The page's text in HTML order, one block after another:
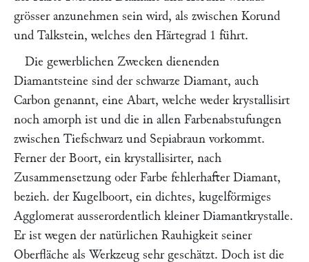
grösser anzunehmen sein wird, als zwischen Korund
und Talkstein, welches den Härtegrad 1 führt.
Die gewerblichen Zwecken dienenden
Diamantsteine sind der schwarze Diamant, auch
Carbon genannt, eine Abart, welche weder krystallisirt
noch amorph ist und die in allen Farbenabstufungen
zwischen Tiefschwarz und Sepiabraun vorkommt.
Ferner der Boort, ein krystallisirter, nach
Zusammensetzung oder Farbe fehlerhafter Diamant,
bezieh. der Kugelboort, ein dichtes, kugelförmiges
Agglomerat ausserordentlich kleiner Diamantkrystalle.
Er ist wegen der natürlichen Rauhigkeit seiner
Oberfläche als Werkzeug sehr geschätzt. Doch ist die